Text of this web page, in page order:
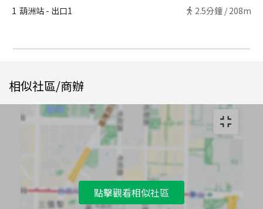
1 葫洲站 - 出口1 2.5分鐘 / 208m
相似社區/商辦
點擊觀看相似社區